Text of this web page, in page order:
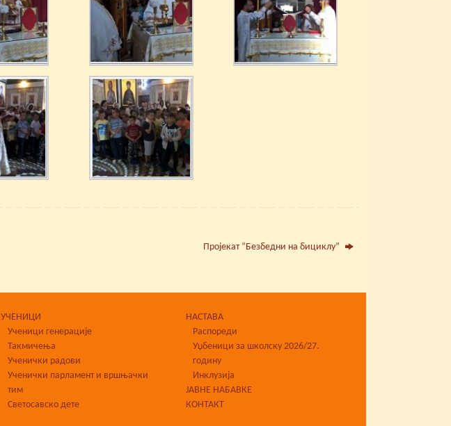
Пројекат “Безбедни на бициклу”
УЧЕНИЦИ
Ученици генерације
Такмичења
Ученички радови
Ученички парламент и вршњачки
тим
Светосавско дете
НАСТАВА
Распореди
Уџбеници за школску 2026/27.
годину
Инклузија
ЈАВНЕ НАБАВКЕ
КОНТАКТ